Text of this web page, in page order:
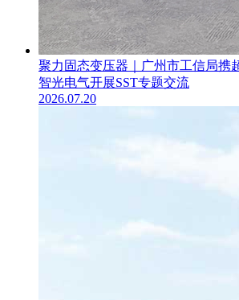
聚力固态变压器｜广州市工信局携
智光电气开展SST专题交流
2026.07.20